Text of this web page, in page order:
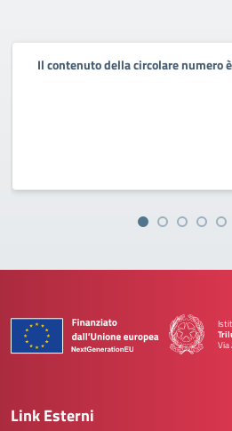
Il contenuto della circolare numero
Via
—
Link Esterni